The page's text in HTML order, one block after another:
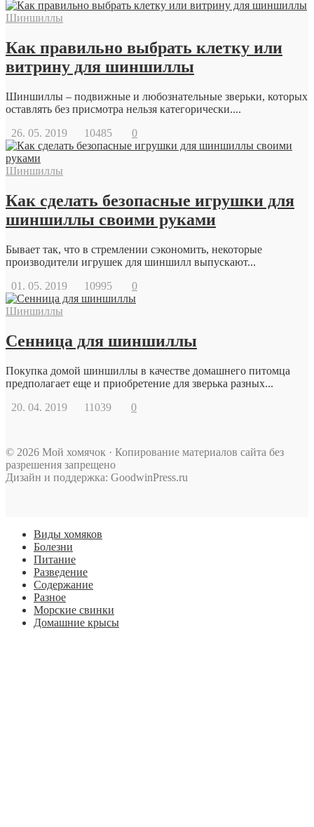
Шиншиллы
Как правильно выбрать клетку или
витрину для шиншиллы
Шиншиллы – подвижные и любознательные зверьки, которых
оставлять без присмотра нельзя категорически....
26. 05. 2019
10485 0
Шиншиллы
Как сделать безопасные игрушки для
шиншиллы своими руками
Бывает так, что в стремлении сэкономить, некоторые
производители игрушек для шиншилл выпускают...
01. 05. 2019
10995 0
Шиншиллы
Сенница для шиншиллы
Покупка домой шиншиллы в качестве домашнего питомца
предполагает еще и приобретение для зверька разных...
20. 04. 2019
11039 0
© 2026 Мой хомячок · Копирование материалов сайта без
разрешения запрещено
Дизайн и поддержка: GoodwinPress.ru
Виды хомяков
Болезни
Питание
Разведение
Содержание
Разное
Морские свинки
Домашние крысы